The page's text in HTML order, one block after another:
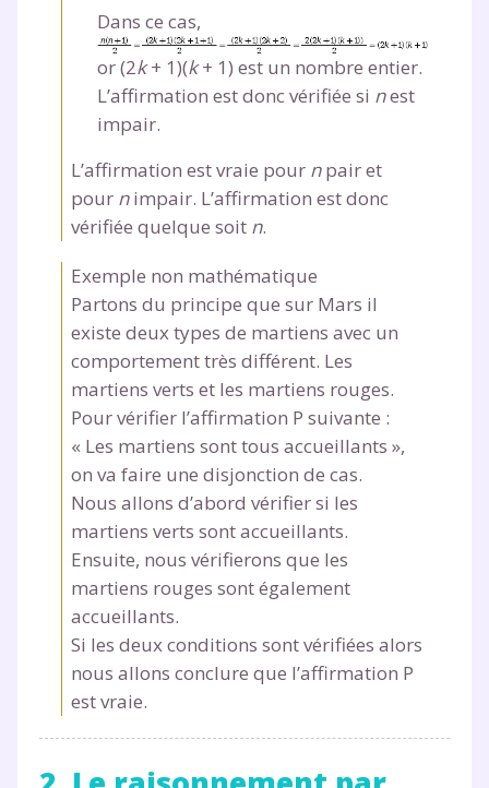
Dans ce cas,
or(2k+ 1)(k+ 1) est un nombre entier.
L’affirmation est donc vérifiée si nest
impair.
L’affirmation est vraie pour npair et
pour nimpair. L’affirmation est donc
vérifiée quelque soit n.
Exemple non mathématique
Partons du principe que sur Mars il
existe deux types de martiens avec un
comportement très différent. Les
martiens verts et les martiens rouges.
Pour vérifier l’affirmation P suivante :
« Les martiens sont tous accueillants »,
on va faire une disjonction de cas.
Nous allons d’abord vérifier si les
martiens verts sont accueillants.
Ensuite, nous vérifierons que les
martiens rouges sont également
accueillants.
Si les deux conditions sont vérifiées alors
nous allons conclure que l’affirmation P
est vraie.